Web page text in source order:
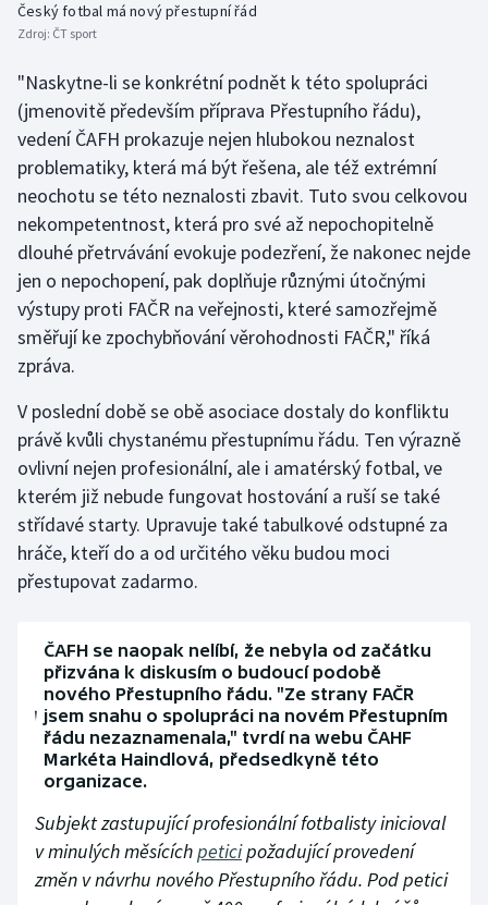
Parasport
Plážový volejbal
Ragby
Rychlobruslení
Rychlostní kanoistika
Short track
Stolní tenis
Triatlon
Veslování
Vodní slalom
Volejbal
Ostatní
Český fotbal má nový přestupní řád
Zdroj: ČT sport
"Naskytne-li se konkrétní podnět k této spolupráci
(jmenovitě především příprava Přestupního řádu),
vedení ČAFH prokazuje nejen hlubokou neznalost
problematiky, která má být řešena, ale též extrémní
neochotu se této neznalosti zbavit. Tuto svou celkovou
nekompetentnost, která pro své až nepochopitelně
dlouhé přetrvávání evokuje podezření, že nakonec nejde
jen o nepochopení, pak doplňuje různými útočnými
výstupy proti FAČR na veřejnosti, které samozřejmě
směřují ke zpochybňování věrohodnosti FAČR," říká
zpráva.
V poslední době se obě asociace dostaly do konfliktu
právě kvůli chystanému přestupnímu řádu. Ten výrazně
ovlivní nejen profesionální, ale i amatérský fotbal, ve
kterém již nebude fungovat hostování a ruší se také
střídavé starty. Upravuje také tabulkové odstupné za
hráče, kteří do a od určitého věku budou moci
přestupovat zadarmo.
ČAFH se naopak nelíbí, že nebyla od začátku
přizvána k diskusím o budoucí podobě
nového Přestupního řádu. "Ze strany FAČR
jsem snahu o spolupráci na novém Přestupním
řádu nezaznamenala," tvrdí na webu ČAHF
Markéta Haindlová, předsedkyně této
organizace.
Subjekt zastupující profesionální fotbalisty inicioval
v minulých měsícíchpeticipožadující provedení
změn v návrhu nového Přestupního řádu. Pod petici